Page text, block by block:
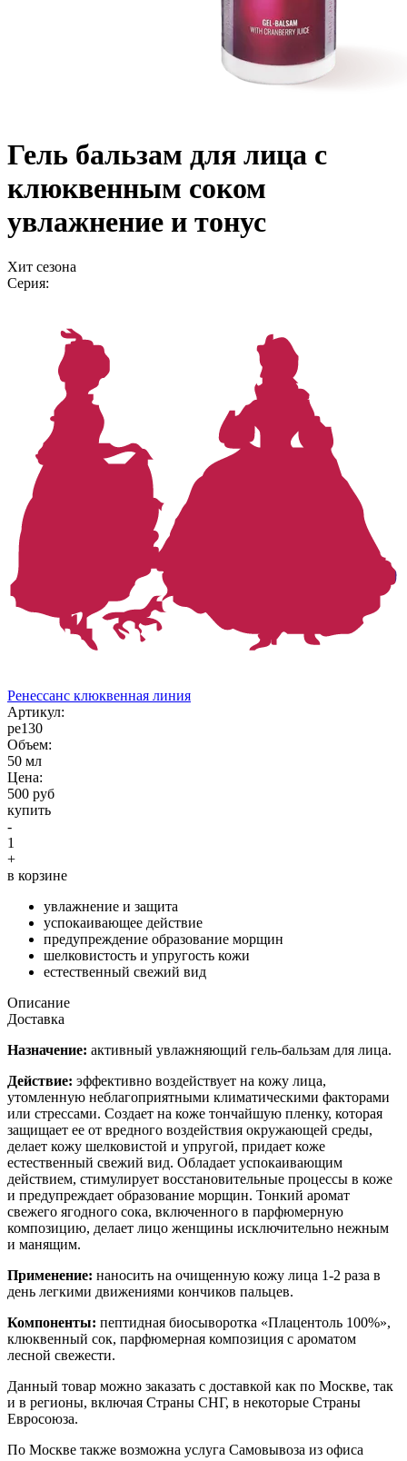
Гель бальзам для лица с
клюквенным соком
увлажнение и тонус
Хит сезона
Серия:
Ренессанс клюквенная линия
Aртикул:
ре130
Объем:
50 мл
Цена:
500 руб
купить
-
1
+
в корзине
увлажнение и защита
успокаивающее действие
предупреждение образование морщин
шелковистость и упругость кожи
естественный свежий вид
Описание
Доставка
Назначение: активный увлажняющий гель-бальзам для лица.
Действие: эффективно воздействует на кожу лица,
утомленную неблагоприятными климатическими факторами
или стрессами. Создает на коже тончайшую пленку, которая
защищает ее от вредного воздействия окружающей среды,
делает кожу шелковистой и упругой, придает коже
естественный свежий вид. Обладает успокаивающим
действием, стимулирует восстановительные процессы в коже
и предупреждает образование морщин. Тонкий аромат
свежего ягодного сока, включенного в парфюмерную
композицию, делает лицо женщины исключительно нежным
и манящим.
Применение: наносить на очищенную кожу лица 1-2 раза в
день легкими движениями кончиков пальцев.
Компоненты: пептидная биосыворотка «Плацентоль 100%»,
клюквенный сок, парфюмерная композиция с ароматом
лесной свежести.
Данный товар можно заказать с доставкой как по Москве, так
и в регионы, включая Страны СНГ, в некоторые Страны
Евросоюза.
По Москве также возможна услуга Самовывоза из офиса